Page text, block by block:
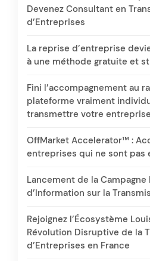
Devenez Consultant en
d’Entreprises
La reprise d’entreprise
à une méthode gratuite et
Fini l’accompagnement au
plateforme vraiment
transmettre votre
OffMarket Accelerator™ :
entreprises qui ne sont pas
Lancement de la Campagne
d’Information sur la
Rejoignez l’Écosystème
Révolution Disruptive de la
d’Entreprises en France